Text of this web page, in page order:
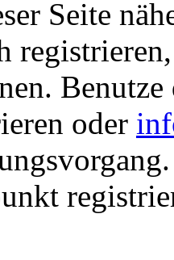
Seite
oder